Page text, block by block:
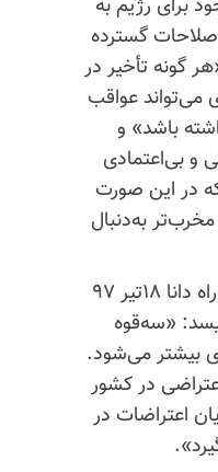
گسترده
گونه تأخیر در
می‌تواند عواقب
باشد» و
و بی‌اعتمادی
در این صورت
به‌دنبال
اما نگرانی اصلی را سایت راه دانا ۱۸تیر ۹۷
«سه‌قوه
بیشتر می‌شود.
در کشور
اعتراضات در